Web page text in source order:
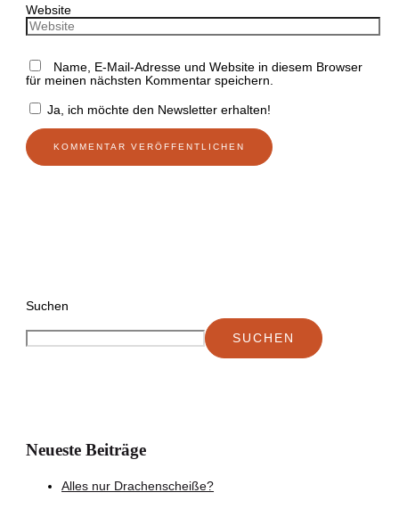
Website
Name, E-Mail-Adresse und Website in diesem Browser
für meinen nächsten Kommentar speichern.
Ja, ich möchte den Newsletter erhalten!
Suchen
SUCHEN
Neueste Beiträge
Alles nur Drachenscheiße?